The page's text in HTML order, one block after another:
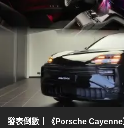
發表倒數｜《Porsche Cayenne